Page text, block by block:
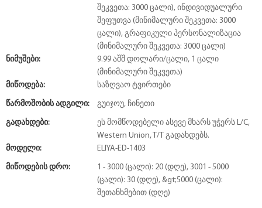
შეკვეთა: 3000 ცალი), ინდივიდუალური
შეფუთვა (მინიმალური შეკვეთა: 3000
ცალი), გრაფიკული პერსონალიზაცია
(მინიმალური შეკვეთა: 3000 ცალი)
Ნიმუშები:
9.99 აშშ დოლარი/ცალი, 1 ცალი
(მინიმალური შეკვეთა)
Მიწოდება:
საზღვაო ტვირთები
Წარმოშობის Ადგილი: გუიჯოუ, ჩინეთი
Გადახდები:
ეს მომწოდებელი ასევე მხარს უჭერს L/C,
Western Union, T/T გადახდებს.
Მოდელი:
ELIYA-ED-1403
Მიწოდების Დრო:
1 - 3000 (ცალი): 20 (დღე), 3001 - 5000
(ცალი): 30 (დღე), &gt;5000 (ცალი):
შეთანხმებით (დღე)